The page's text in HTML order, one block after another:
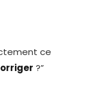
ce
?”